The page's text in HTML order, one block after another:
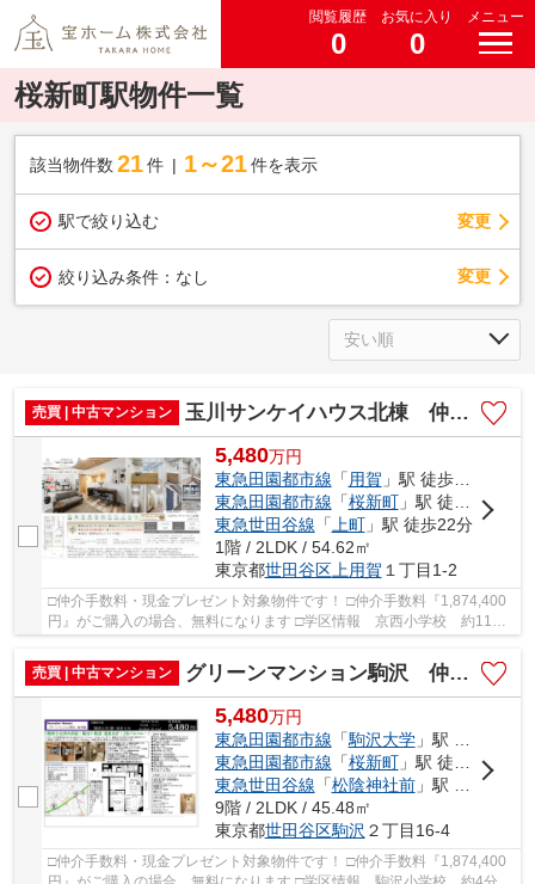
閲覧履歴
0
お気に入り
0
メニュー
桜新町駅物件一覧
該当物件数 21件 1～21 件を表示
駅で絞り込む 変更
絞り込み条件： なし 変更
売買 | 中古マンション 玉川サンケイハウス北棟 仲介手数料無料＋15万円現金プレゼント中
5,480万円
東急田園都市線 「用賀 」駅 徒歩11分
東急田園都市線 「桜新町」駅 徒歩11分
東急世田谷線 「上町」駅 徒歩22分
1階 / 2LDK / 54.62㎡
東京都世田谷区上用賀 １丁目1-2
□仲介手数料・現金プレゼント対象物件です！ □仲介手数料『1,874,400
円』がご購入の場合、無料になります □学区情報 京西小学校 約11
売買 | 中古マンション
グリーンマンション駒沢 仲介手数料無料＋15万円現金プレゼント中
5,480万円
東急田園都市線 「駒沢大学」駅 徒歩5分
東急田園都市線 「桜新町」駅 徒歩16分
東急世田谷線 「松陰神社前」駅 徒歩20分
9階 / 2LDK / 45.48㎡
東京都世田谷区駒沢 ２丁目16-4
□仲介手数料・現金プレゼント対象物件です！ □仲介手数料『1,874,400